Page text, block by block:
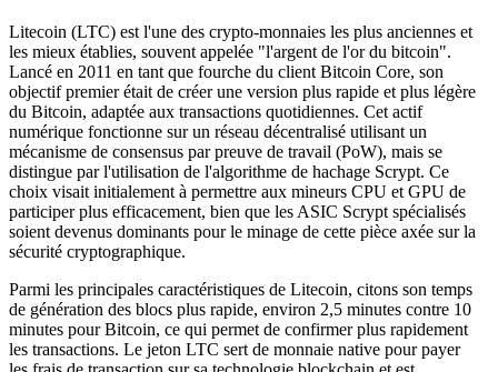
Litecoin (LTC) est l'une des crypto-monnaies les plus anciennes et
les mieux établies, souvent appelée "l'argent de l'or du bitcoin".
Lancé en 2011 en tant que fourche du client Bitcoin Core, son
objectif premier était de créer une version plus rapide et plus légère
du Bitcoin, adaptée aux transactions quotidiennes. Cet actif
numérique fonctionne sur un réseau décentralisé utilisant un
mécanisme de consensus par preuve de travail (PoW), mais se
distingue par l'utilisation de l'algorithme de hachage Scrypt. Ce
choix visait initialement à permettre aux mineurs CPU et GPU de
participer plus efficacement, bien que les ASIC Scrypt spécialisés
soient devenus dominants pour le minage de cette pièce axée sur la
sécurité cryptographique.
Parmi les principales caractéristiques de Litecoin, citons son temps
de génération des blocs plus rapide, environ 2,5 minutes contre 10
minutes pour Bitcoin, ce qui permet de confirmer plus rapidement
les transactions. Le jeton LTC sert de monnaie native pour payer